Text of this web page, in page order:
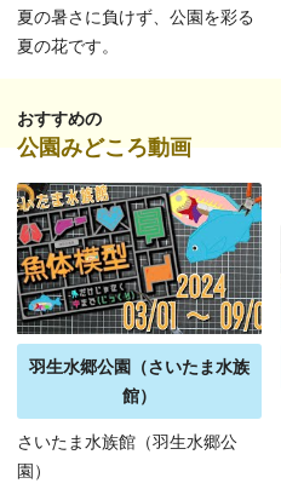
夏の暑さに負けず、公園を彩る
夏の花です。
おすすめの
公園みどころ動画
羽生水郷公園（さいたま水族
館）
さいたま水族館（羽生水郷公
園）